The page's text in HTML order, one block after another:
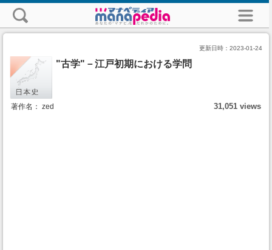
更新日時： 2023-01-24
"古学"－江戸初期における学問
著作名： zed 31,051 views